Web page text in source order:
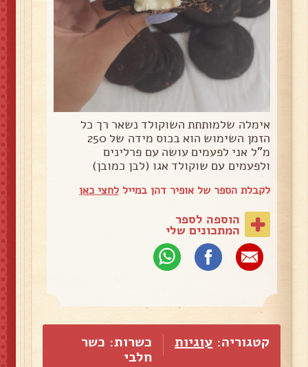
אימלה שלמותתת השוקולד נשאר רך כל
הזמן השימוש הוא בכוס מידה של 250
מ"ל אני לפעמים עושה עם פרלינים
ולפעמים עם שוקולד אגו (לבן כמובן)
לקבלת הספר של אופיר דהן במייללחצי כאן
הוספה לספר
המתכונים שלי
קטגוריה: עוגיות
כשרות: כשר
חלבי